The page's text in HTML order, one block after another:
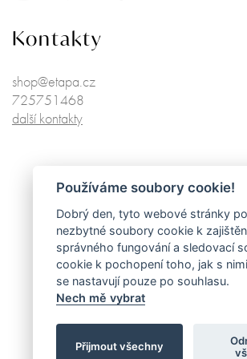
Kontakty
shop@etapa.cz
725751468
další kontakty
Používáme soubory cookie!
Dobrý den, tyto webové stránky
nezbytné soubory cookie k
správného fungování a sledovací
cookie k pochopení toho, jak s
se nastavují pouze po souhlasu.
Nech mě vybrat
Přijmout všechny